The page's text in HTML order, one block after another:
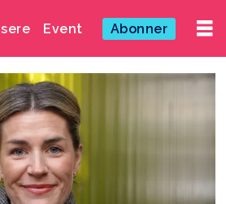
Event Abonner